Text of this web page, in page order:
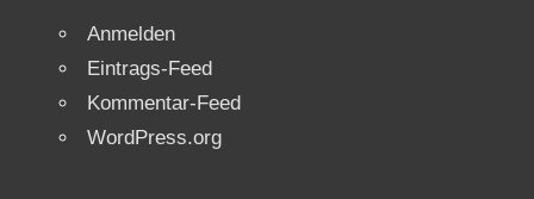
Anmelden
Eintrags-Feed
Kommentar-Feed
WordPress.org